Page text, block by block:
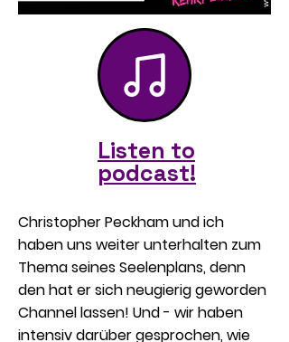
Listen to
podcast!
Christopher Peckham und ich
haben uns weiter unterhalten zum
Thema seines Seelenplans, denn
den hat er sich neugierig geworden
Channel lassen! Und - wir haben
intensiv darüber gesprochen, wie